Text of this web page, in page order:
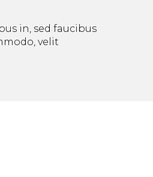
in, sed faucibus
velit